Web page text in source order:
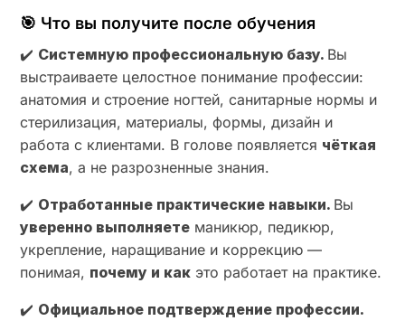
🎯 Что вы получите после обучения
✔️ Системную профессиональную базу. Вы
выстраиваете целостное понимание профессии:
анатомия и строение ногтей, санитарные нормы и
стерилизация, материалы, формы, дизайн и
работа с клиентами. В голове появляется чёткая
схема, а не разрозненные знания.
✔️ Отработанные практические навыки. Вы
уверенно выполняете маникюр, педикюр,
укрепление, наращивание и коррекцию —
понимая, почему и как это работает на практике.
✔️ Официальное подтверждение профессии.